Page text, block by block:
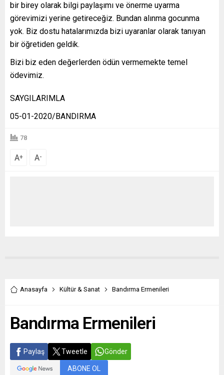
bir birey olarak bilgi paylaşımı ve önerme uyarma
görevimizi yerine getireceğiz. Bundan alınma gocunma
yok. Biz dostu hatalarımızda bizi uyaranlar olarak tanıyan
bir öğretiden geldik.
Bizi biz eden değerlerden ödün vermemekte temel
ödevimiz.
SAYGILARIMLA
05-01-2020/BANDIRMA
78
A+ A-
Anasayfa Kültür & Sanat Bandırma Ermenileri
Bandırma Ermenileri
Paylaş Tweetle Gönder
ABONE OL